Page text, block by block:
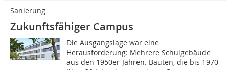
Sanierung
Zukunftsfähiger Campus
Die Ausgangslage war eine
Herausforderung: Mehrere Schulgebäude
aus den 1950er-Jahren. Bauten, die bis 1970